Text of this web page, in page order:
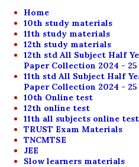
Home
10th study materials
11th study materials
12th study materials
12th std All Subject Half
Paper Collection 2024 - 25
11th std All Subject Half
Paper Collection 2024 - 25
10th Online test
12th online test
11th all subjects online test
TRUST Exam Materials
TNCMTSE
JEE
Slow learners materials